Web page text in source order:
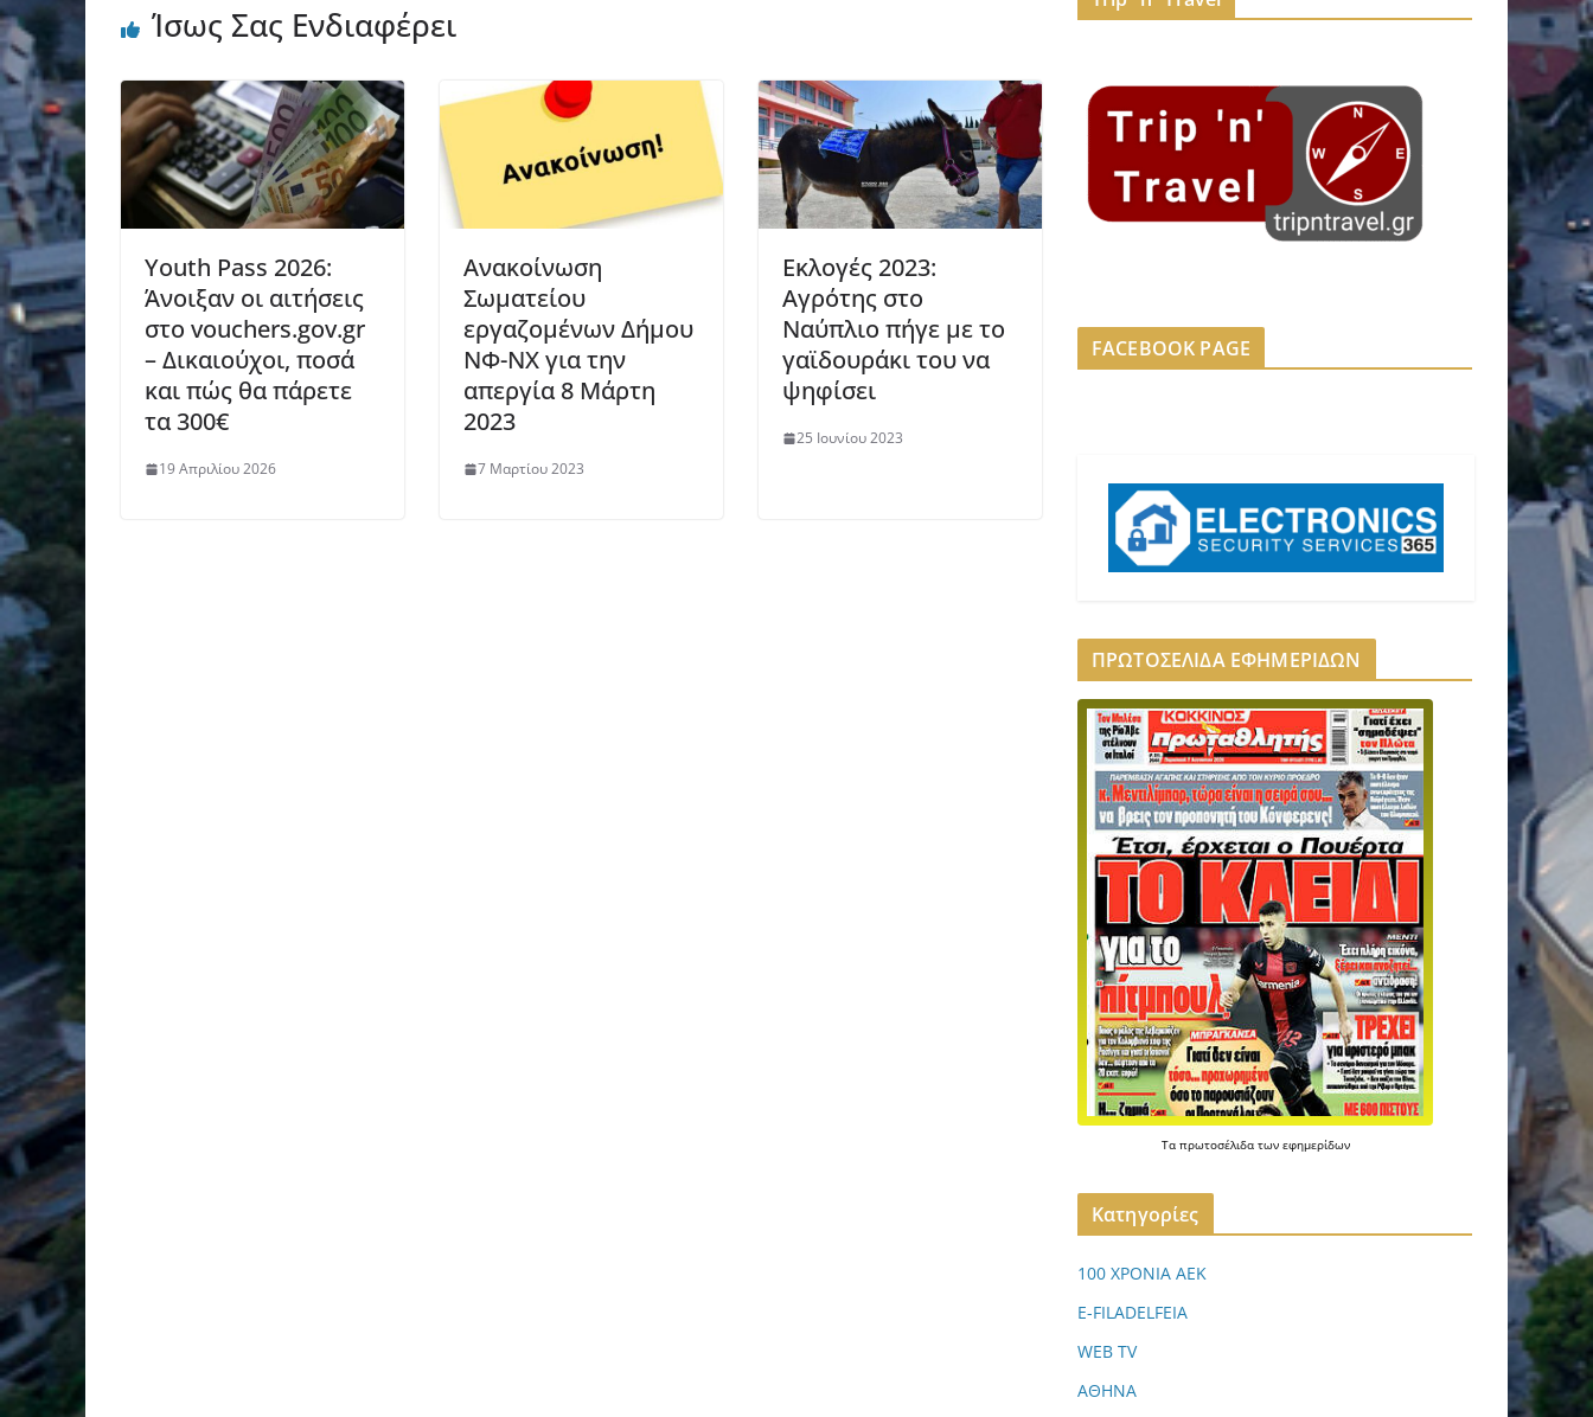
Ίσως Σας Ενδιαφέρει
Youth Pass 2026:
Άνοιξαν οι αιτήσεις
στο vouchers.gov.gr
– Δικαιούχοι, ποσά
και πώς θα πάρετε
τα 300€
19 Απριλίου 2026
Ανακοίνωση
Σωματείου
εργαζομένων Δήμου
ΝΦ-ΝΧ για την
απεργία 8 Μάρτη
2023
7 Μαρτίου 2023
Εκλογές 2023:
Αγρότης στο
Ναύπλιο πήγε με το
γαϊδουράκι του να
ψηφίσει
25 Ιουνίου 2023
FACEBOOK PAGE
ΠΡΩΤΟΣΕΛΙΔΑ ΕΦΗΜΕΡΙΔΩΝ
Τα πρωτοσέλιδα των εφημερίδων
Kατηγορίες
100 ΧΡΟΝΙΑ ΑΕΚ
E-FILADELFEIA
WEB TV
ΑΘΗΝΑ